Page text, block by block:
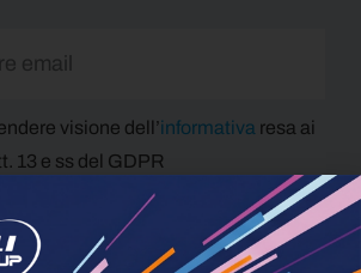
visione dell’informativa resa ai
13 e ss del GDPR
prestare il mio consenso per le
al Marketing